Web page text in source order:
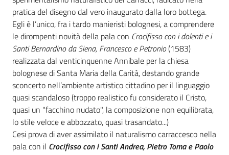
pratica del disegno dal vero inaugurato dalla loro bottega.
Egli è l’unico, fra i tardo manieristi bolognesi, a comprendere
le dirompenti novità della pala con Crocifisso con i dolenti e i
Santi Bernardino da Siena, Francesco e Petronio(1583)
realizzata dal venticinquenne Annibale per la chiesa
bolognese di Santa Maria della Carità, destando grande
sconcerto nell’ambiente artistico cittadino per il linguaggio
quasi scandaloso (troppo realistico fu considerato il Cristo,
quasi un "facchino nudato", la composizione non equilibrata,
lo stile veloce e abbozzato, quasi trasandato...)
Cesi prova di aver assimilato il naturalismo carraccesco nella
pala con il Crocifisso con i Santi Andrea, Pietro Toma e Paolo